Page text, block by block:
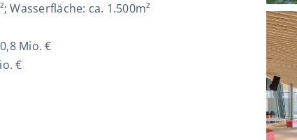
Wasserfläche: ca. 1.500m²
Mio. €
€